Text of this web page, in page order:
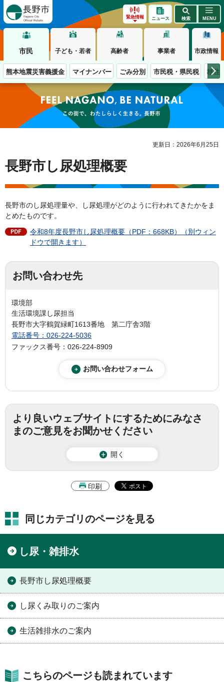
緊急情報 ニュース 検索 MENU
市民 子ども・若者 高齢者 事業者 市政情報
熊本地震災害義援金 マイナンバー ごみ分別 市民税・県民税 移住
この街で、わたしらしく生きる。長野市
更新日：2026年6月25日
長野市し尿処理概要
長野市のし尿処理量や、し尿処理がどのように行われてきたかをま
とめたものです。
令和8年度長野市し尿処理概要（PDF：668KB）（別ウィン
ドウで開きます）
お問い合わせ先
環境部
生活環境課し尿担当
長野市大字鶴賀緑町1613番地 第二庁舎3階
電話番号：026-224-5036
ファックス番号：026-224-8909
より良いウェブサイトにするためにみなさ
まのご意見をお聞かせください
開く
印刷
同じカテゴリのページを見る
し尿・雑排水
長野市し尿処理概要
し尿くみ取りのご案内
生活雑排水のご案内
こちらのページも読まれています